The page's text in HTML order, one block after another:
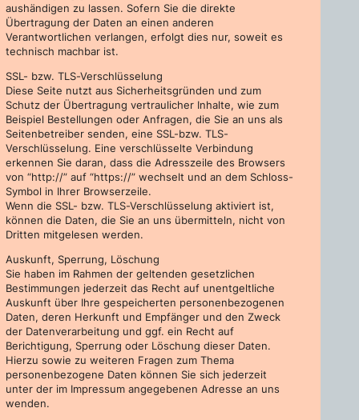
aushändigen zu lassen. Sofern Sie die direkte
Übertragung der Daten an einen anderen
Verantwortlichen verlangen, erfolgt dies nur, soweit es
technisch machbar ist.
SSL- bzw. TLS-Verschlüsselung
Diese Seite nutzt aus Sicherheitsgründen und zum
Schutz der Übertragung vertraulicher Inhalte, wie zum
Beispiel Bestellungen oder Anfragen, die Sie an uns als
Seitenbetreiber senden, eine SSL-bzw. TLS-
Verschlüsselung. Eine verschlüsselte Verbindung
erkennen Sie daran, dass die Adresszeile des Browsers
von “http://” auf “https://” wechselt und an dem Schloss-
Symbol in Ihrer Browserzeile.
Wenn die SSL- bzw. TLS-Verschlüsselung aktiviert ist,
können die Daten, die Sie an uns übermitteln, nicht von
Dritten mitgelesen werden.
Auskunft, Sperrung, Löschung
Sie haben im Rahmen der geltenden gesetzlichen
Bestimmungen jederzeit das Recht auf unentgeltliche
Auskunft über Ihre gespeicherten personenbezogenen
Daten, deren Herkunft und Empfänger und den Zweck
der Datenverarbeitung und ggf. ein Recht auf
Berichtigung, Sperrung oder Löschung dieser Daten.
Hierzu sowie zu weiteren Fragen zum Thema
personenbezogene Daten können Sie sich jederzeit
unter der im Impressum angegebenen Adresse an uns
wenden.